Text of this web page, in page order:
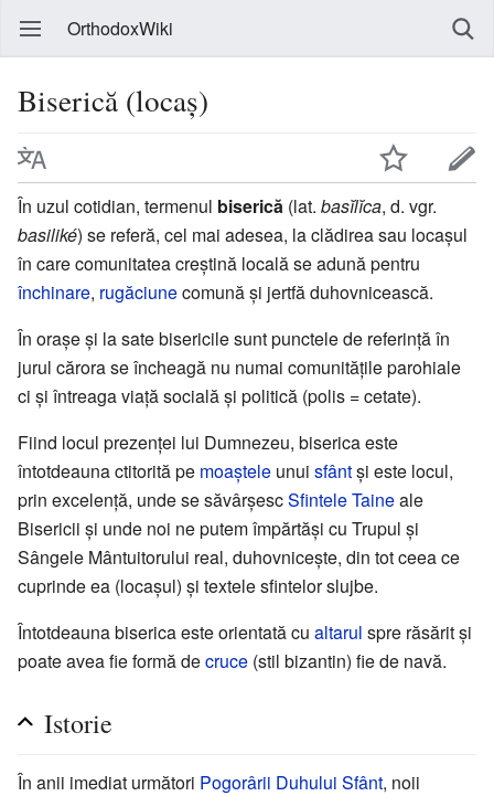
OrthodoxWiki
Biserică (locaș)
În uzul cotidian, termenul biserică (lat. basĭlĭca, d. vgr.
basiliké) se referă, cel mai adesea, la clădirea sau locașul
în care comunitatea creștină locală se adună pentru
închinare, rugăciunecomună și jertfă duhovnicească.
În orașe și la sate bisericile sunt punctele de referință în
jurul cărora se încheagă nu numai comunitățile parohiale
ci și întreaga viață socială și politică (polis = cetate).
Fiind locul prezenței lui Dumnezeu, biserica este
întotdeauna ctitorită pe moaștele unui sfântși este locul,
prin excelență, unde se săvârșescSfintele Taineale
Bisericii și unde noi ne putem împărtăși cu Trupul și
Sângele Mântuitorului real, duhovnicește, din tot ceea ce
cuprinde ea (locașul) și textele sfintelor slujbe.
Întotdeauna biserica este orientată cu altarul spre răsărit și
poate avea fie formă decruce (stil bizantin) fie de navă.
Istorie
În anii imediat următori Pogorârii Duhului Sfânt, noii